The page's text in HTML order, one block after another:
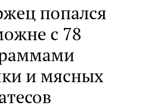
попался
с 78
и мясных